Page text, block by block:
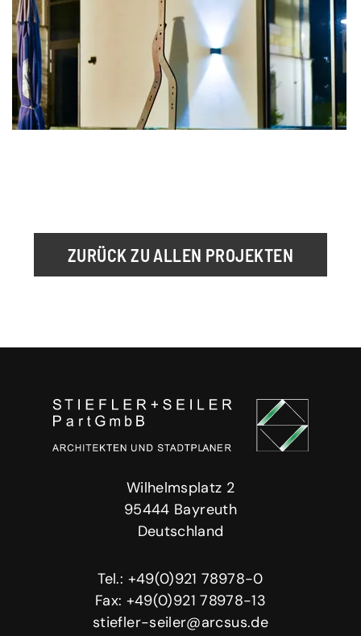
ZURÜCK ZU ALLEN PROJEKTEN
Wilhelmsplatz 2
95444 Bayreuth
Deutschland
Tel.: +49(0)921 78978-0
Fax: +49(0)921 78978-13
stiefler-seiler@arcsus.de